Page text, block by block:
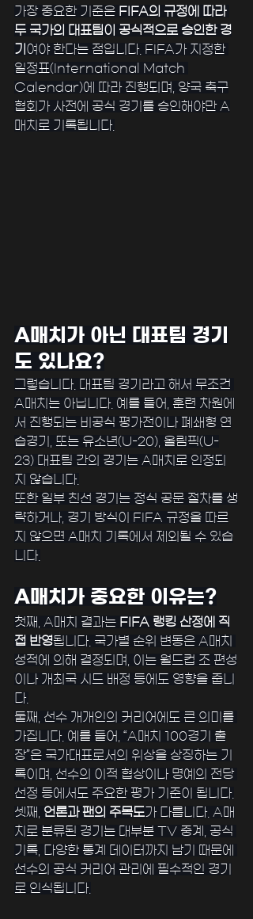
가장 중요한 기준은 FIFA의 규정에 따라
두 국가의 대표팀이 공식적으로 승인한 경
기 여야 한다는 점입니다. FIFA가 지정한
일정표(International Match
Calendar)에 따라 진행되며, 양국 축구
협회가 사전에 공식 경기를 승인해야만 A
매치로 기록됩니다.
A매치가 아닌 대표팀 경기
도 있나요?
그렇습니다. 대표팀 경기라고 해서 무조건
A매치는 아닙니다. 예를 들어, 훈련 차원에
서 진행되는 비공식 평가전이나 폐쇄형 연
습경기, 또는 유소년(U-20), 올림픽(U-
23) 대표팀 간의 경기는 A매치로 인정되
지 않습니다.
또한 일부 친선 경기는 정식 공문 절차를 생
략하거나, 경기 방식이 FIFA 규정을 따르
지 않으면 A매치 기록에서 제외될 수 있습
니다.
A매치가 중요한 이유는?
첫째, A매치 결과는 FIFA 랭킹 산정에 직
접 반영됩니다. 국가별 순위 변동은 A매치
성적에 의해 결정되며, 이는 월드컵 조 편성
이나 개최국 시드 배정 등에도 영향을 줍니
다.
둘째, 선수 개개인의 커리어에도 큰 의미를
가집니다. 예를 들어, “A매치 100경기 출
장”은 국가대표로서의 위상을 상징하는 기
록이며, 선수의 이적 협상이나 명예의 전당
선정 등에서도 주요한 평가 기준이 됩니다.
셋째, 언론과 팬의 주목도가 다릅니다. A매
치로 분류된 경기는 대부분 TV 중계, 공식
기록, 다양한 통계 데이터까지 남기 때문에
선수의 공식 커리어 관리에 필수적인 경기
로 인식됩니다.